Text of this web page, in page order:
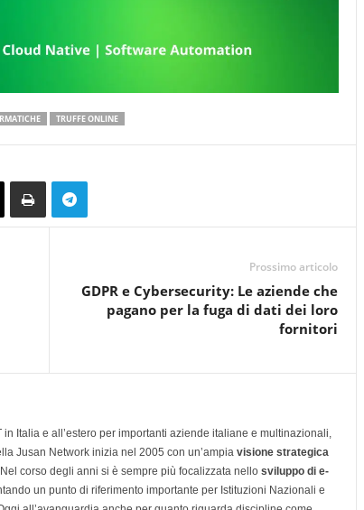
TRUFFE ONLINE
Prossimo articolo
GDPR e Cybersecurity: Le aziende che
pagano per la fuga di dati dei loro
fornitori
Italia e all’estero per importanti aziende italiane e multinazionali,
Jusan Network inizia nel 2005 con un’ampia visione strategica
corso degli anni si è sempre più focalizzata nello sviluppo di e-
un punto di riferimento importante per Istituzioni Nazionali e